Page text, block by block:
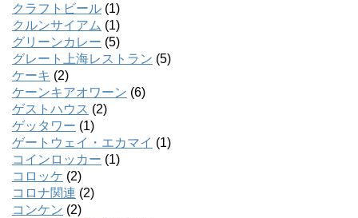
クラフトビール (1)
クルンサイアム (1)
グリーンカレー (5)
グレート上海レストラン (5)
ケーキ (2)
ケーンキアオワーン (6)
ゲストハウス (2)
ゲッタワー (1)
ゲートウェイ・エカマイ (1)
コインロッカー (1)
コロッケ (2)
コロナ関連 (2)
コンケン (2)